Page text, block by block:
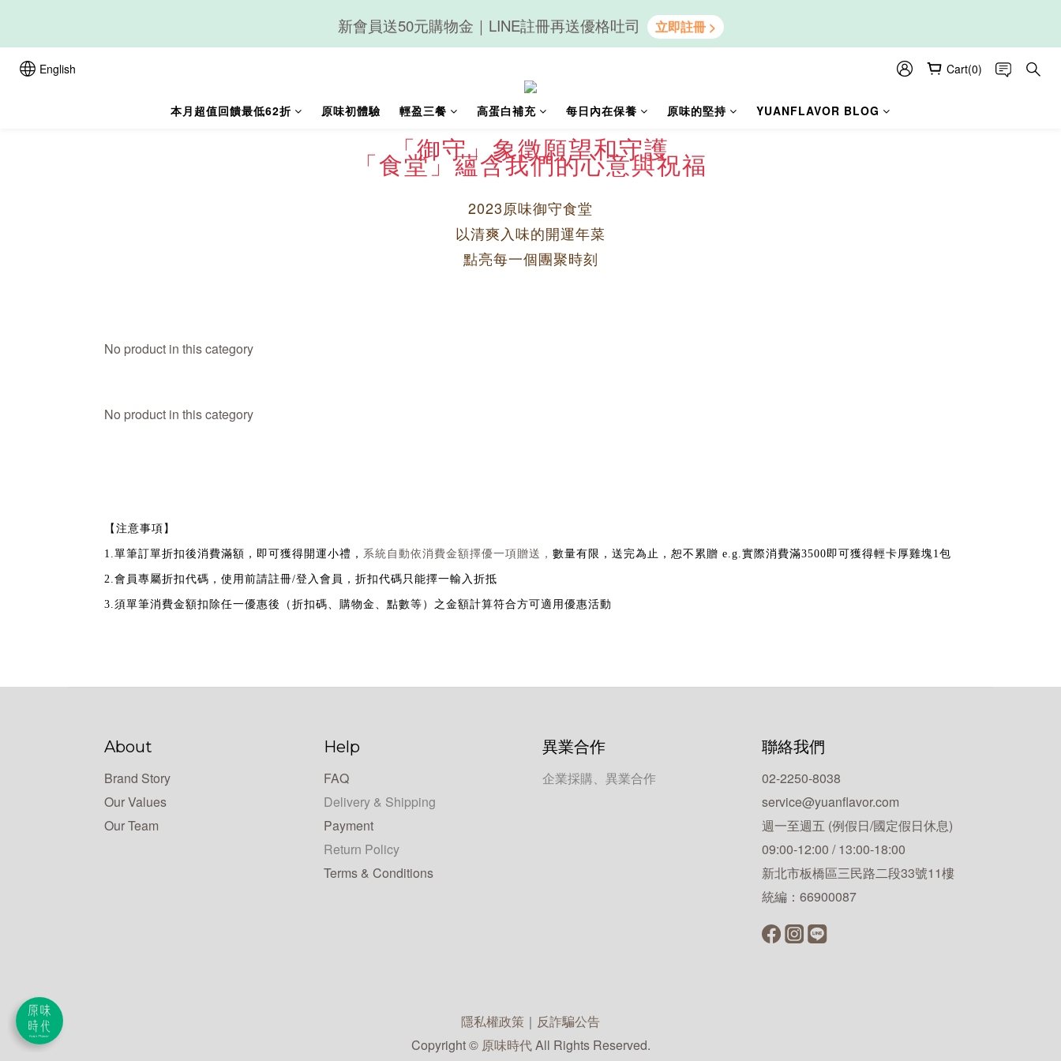
隨心享受｜貝果任選6組$899
新會員送50元購物金｜LINE註冊再送優格吐司
English Cart(0)
本月超值回饋最低62折 原味初體驗 輕盈三餐 高蛋白補充 每日內在保養 原味的堅持 YUANFLAVOR BLOG
「御守」象徵願望和守護
「食堂」蘊含我們的心意與祝福
2023原味御守食堂
以清爽入味的開運年菜
點亮每一個團聚時刻
No product in this category
No product in this category
【注意事項】
1.單筆訂單折扣後消費滿額，即可獲得開運小禮， 系統自動依消費金額擇優一項贈送， 數量有限，送完為止，恕不累贈 e.g.實際消費滿3500即可獲得輕卡厚雞塊1包
2.會員專屬折扣代碼，使用前請註冊/登入會員，折扣代碼只能擇一輸入折抵
3.須單筆消費金額扣除任一優惠後（折扣碼、購物金、點數等）之金額計算符合方可適用優惠活動
About
Brand Story
Our Values
Our Team
Help
FAQ
Delivery & Shipping
Payment
Return Policy
Terms & Conditions
異業合作
企業採購、異業合作
聯絡我們
02-2250-8038
service@yuanflavor.com
週一至週五 (例假日/國定假日休息)
09:00-12:00 / 13:00-18:00
新北市板橋區三民路二段33號11樓
統編：66900087
隱私權政策 ｜ 反詐騙公告
Copyright © 原味時代All Rights Reserved.